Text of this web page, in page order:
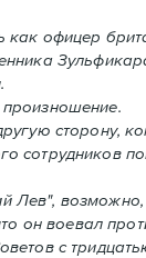
как офицер
сторону,
сотрудников
Лев", возможно,
он воевал
с